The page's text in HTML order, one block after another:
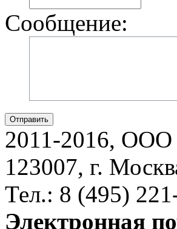
Сообщение:
Отправить
2011-2016, ООО
123007, г.
Тел.: 8 (495)
Электронная